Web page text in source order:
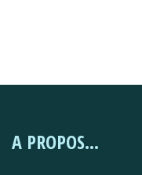
A PROPOS...